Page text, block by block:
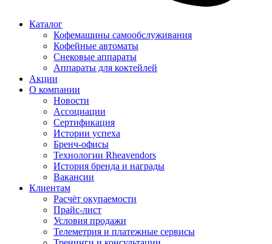
Каталог
Кофемашины самообслуживания
Кофейные автоматы
Снековые аппараты
Аппараты для коктейлей
Акции
О компании
Новости
Ассоциации
Сертификация
Истории успеха
Бренч-офисы
Технологии Rheavendors
История бренда и награды
Вакансии
Клиентам
Расчёт окупаемости
Прайс-лист
Условия продажи
Телеметрия и платежные сервисы